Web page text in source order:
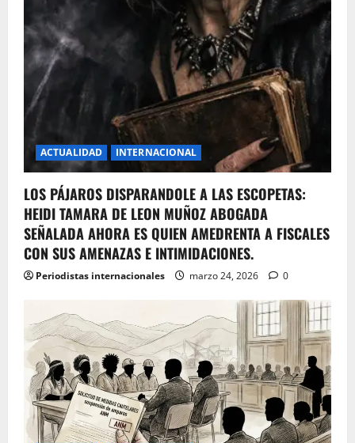
ACTUALIDAD INTERNACIONAL
LOS PÁJAROS DISPARANDOLE A LAS ESCOPETAS:
HEIDI TAMARA DE LEON MUÑOZ ABOGADA
SEÑALADA AHORA ES QUIEN AMEDRENTA A FISCALES
CON SUS AMENAZAS E INTIMIDACIONES.
Periodistas internacionales marzo 24, 2026 0